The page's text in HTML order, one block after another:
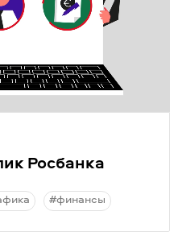
Росбанка
#финансы